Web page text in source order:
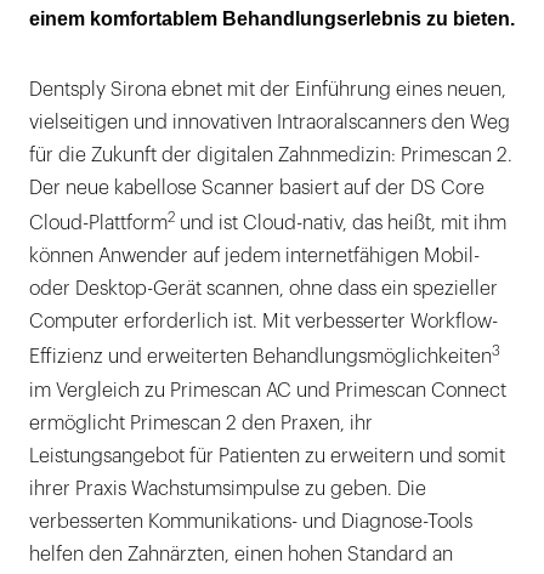
einem komfortablem Behandlungserlebnis zu bieten.
Dentsply Sirona ebnet mit der Einführung eines neuen,
vielseitigen und innovativen Intraoralscanners den Weg
für die Zukunft der digitalen Zahnmedizin: Primescan 2.
Der neue kabellose Scanner basiert auf der DS Core
Cloud-Plattform2 und ist Cloud-nativ, das heißt, mit ihm
können Anwender auf jedem internetfähigen Mobil-
oder Desktop-Gerät scannen, ohne dass ein spezieller
Computer erforderlich ist. Mit verbesserter Workflow-
Effizienz und erweiterten Behandlungsmöglichkeiten3
im Vergleich zu Primescan AC und Primescan Connect
ermöglicht Primescan 2 den Praxen, ihr
Leistungsangebot für Patienten zu erweitern und somit
ihrer Praxis Wachstumsimpulse zu geben. Die
verbesserten Kommunikations- und Diagnose-Tools
helfen den Zahnärzten, einen hohen Standard an